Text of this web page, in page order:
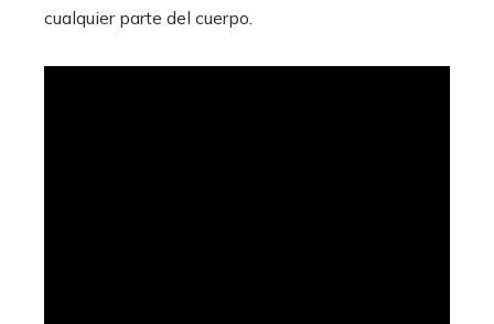
cualquier parte del cuerpo.